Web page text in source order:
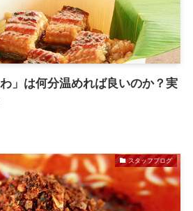
」は何分温めれば良いのか？実
スタッフブログ